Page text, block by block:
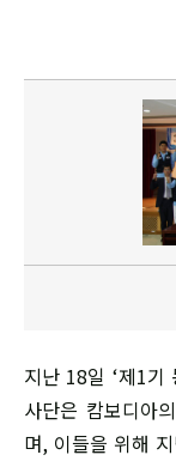
지난 18일 ‘제1기
사단은 캄보디아
며, 이들을 위해